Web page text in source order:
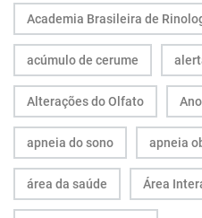
Academia Brasileira de
acúmulo de cerume
Alterações do Olfato
apneia do sono apneia
área da saúde Área